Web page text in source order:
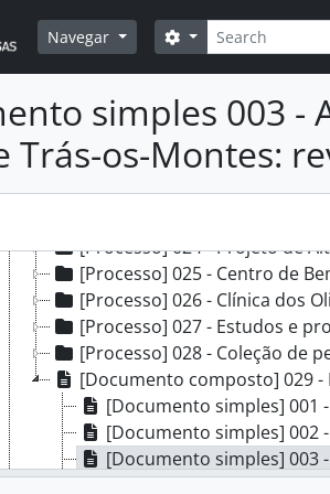
Navegar
Pesquisar
Opções de busca
simples 003 -
Trás-os-Montes:
[Processo] 016 - Jardim
[Processo] 017 - Projetos para
[Processo] 019 - Creche e
[Processo] 020 - Salas de
[Processo] 021 - Centro
[Processo] 022 - Creche e
[Processo] 024 - Projeto de
[Processo] 025 - Centro de
[Processo] 026 - Clínica dos
[Processo] 027 - Estudos e
[Processo] 028 - Coleção de
[Documento composto] 029 -
[Documento simples] 001
[Documento simples] 002 -
[Documento simples] 003 -
[Documento simples] 004 -